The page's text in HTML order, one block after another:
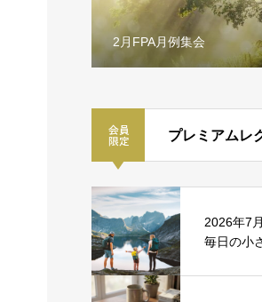
2月FPA月例集会
プレミアムレ
2026年7
毎日の小